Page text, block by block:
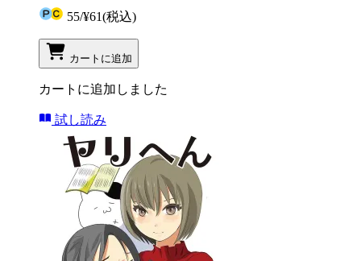
55/¥61(税込)
カートに追加
カートに追加しました
試し読み